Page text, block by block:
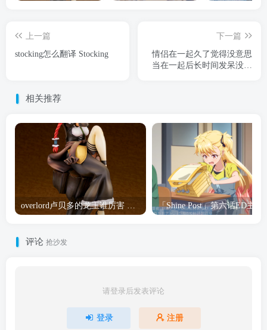
上一篇
stocking怎么翻译 Stocking
下一篇
情侣在一起久了觉得没意思
当在一起后长时间发呆没理
相关推荐
评论 抢沙发
请登录后发表评论
登录 注册